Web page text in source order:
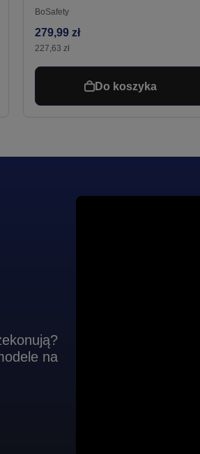
BoSafety
279,99 zł
227,63 zł
Do koszyka
na